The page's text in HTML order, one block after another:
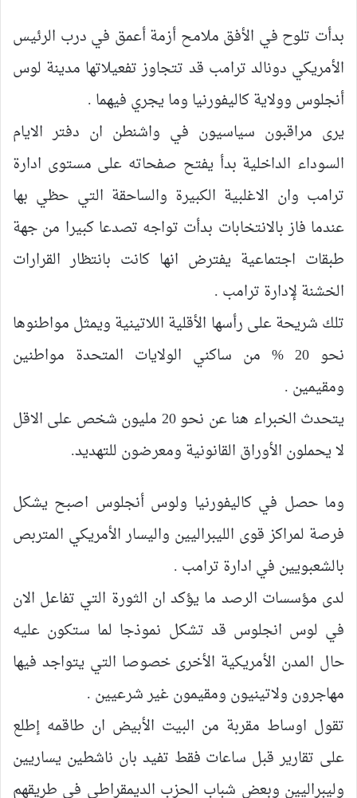
بدأت تلوح في الأفق ملامح أزمة أعمق في درب الرئيس
الأمريكي دونالد ترامب قد تتجاوز تفعيلاتها مدينة لوس
أنجلوس وولاية كاليفورنيا وما يجري فيهما .
يرى مراقبون سياسيون في واشنطن ان دفتر الايام
السوداء الداخلية بدأ يفتح صفحاته على مستوى ادارة
ترامب وان الاغلبية الكبيرة والساحقة التي حظي بها
عندما فاز بالانتخابات بدأت تواجه تصدعا كبيرا من جهة
طبقات اجتماعية يفترض انها كانت بانتظار القرارات
الخشنة لإدارة ترامب .
تلك شريحة على رأسها الأقلية اللاتينية ويمثل مواطنوها
نحو 20 % من ساكني الولايات المتحدة مواطنين
ومقيمين .
يتحدث الخبراء هنا عن نحو 20 مليون شخص على الاقل
لا يحملون الأوراق القانونية ومعرضون للتهديد.
وما حصل في كاليفورنيا ولوس أنجلوس اصبح يشكل
فرصة لمراكز قوى الليبراليين واليسار الأمريكي المتربص
بالشعبويين في ادارة ترامب .
لدى مؤسسات الرصد ما يؤكد ان الثورة التي تفاعل الان
في لوس انجلوس قد تشكل نموذجا لما ستكون عليه
حال المدن الأمريكية الأخرى خصوصا التي يتواجد فيها
مهاجرون ولاتينيون ومقيمون غير شرعيين .
تقول اوساط مقربة من البيت الأبيض ان طاقمه إطلع
على تقارير قبل ساعات فقط تفيد بان ناشطين يساريين
وليبراليين وبعض شباب الحزب الديمقراطي في طريقهم